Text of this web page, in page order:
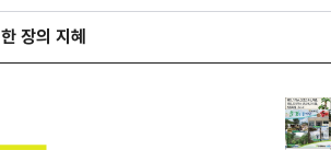
한 장의 지혜